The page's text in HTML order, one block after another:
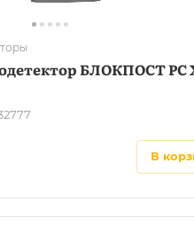
БЛОКПОСТ РС
в